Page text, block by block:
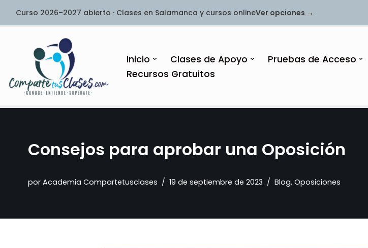
Saltar
contenido
Curso 2026–2027 abierto · Clases en Salamanca y cursos onlineVer opciones →
Inicio Clases de Apoyo Pruebas de Acceso
Recursos Gratuitos
Consejos para aprobar una Oposición
por Academia Compartetusclases 19 de septiembre de 2023 Blog, Oposiciones